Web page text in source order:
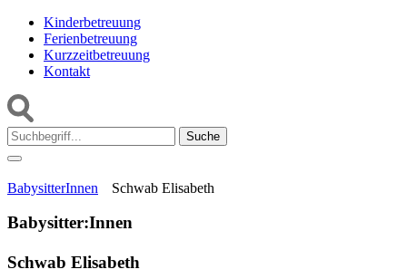
Kinderbetreuung
Ferienbetreuung
Kurzzeitbetreuung
Kontakt
Suche:
BabysitterInnen Schwab Elisabeth
Babysitter:Innen
Schwab Elisabeth